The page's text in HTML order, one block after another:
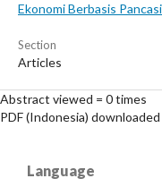
Ekonomi Berbasis
Section
Articles
Abstract viewed = 0 times
PDF (Indonesia)
Language